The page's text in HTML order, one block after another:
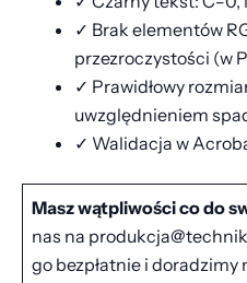
✓ Brak elementów
przezroczystości (w
✓ Prawidłowy
uwzględnieniem
✓ Walidacja w
Masz wątpliwości co do
nas na
go bezpłatnie i doradzimy